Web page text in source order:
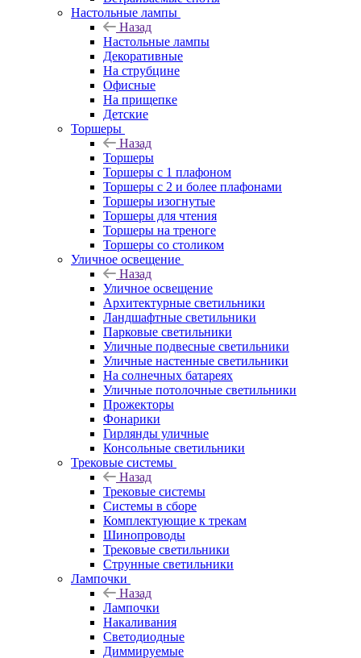
Настольные лампы
Назад
Настольные лампы
Декоративные
На струбцине
Офисные
На прищепке
Детские
Торшеры
Назад
Торшеры
Торшеры с 1 плафоном
Торшеры с 2 и более плафонами
Торшеры изогнутые
Торшеры для чтения
Торшеры на треноге
Торшеры со столиком
Уличное освещение
Назад
Уличное освещение
Архитектурные светильники
Ландшафтные светильники
Парковые светильники
Уличные подвесные светильники
Уличные настенные светильники
На солнечных батареях
Уличные потолочные светильники
Прожекторы
Фонарики
Гирлянды уличные
Консольные светильники
Трековые системы
Назад
Трековые системы
Системы в сборе
Комплектующие к трекам
Шинопроводы
Трековые светильники
Струнные светильники
Лампочки
Назад
Лампочки
Накаливания
Светодиодные
Диммируемые